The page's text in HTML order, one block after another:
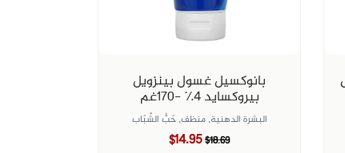
بانوكسيل غسول بينزويل
بيروكسايد ٤٪؜ -١٧٠غم
البشرة الدهنية,منظف,حَبُّ الشّبَاب
$18.69
$14.95